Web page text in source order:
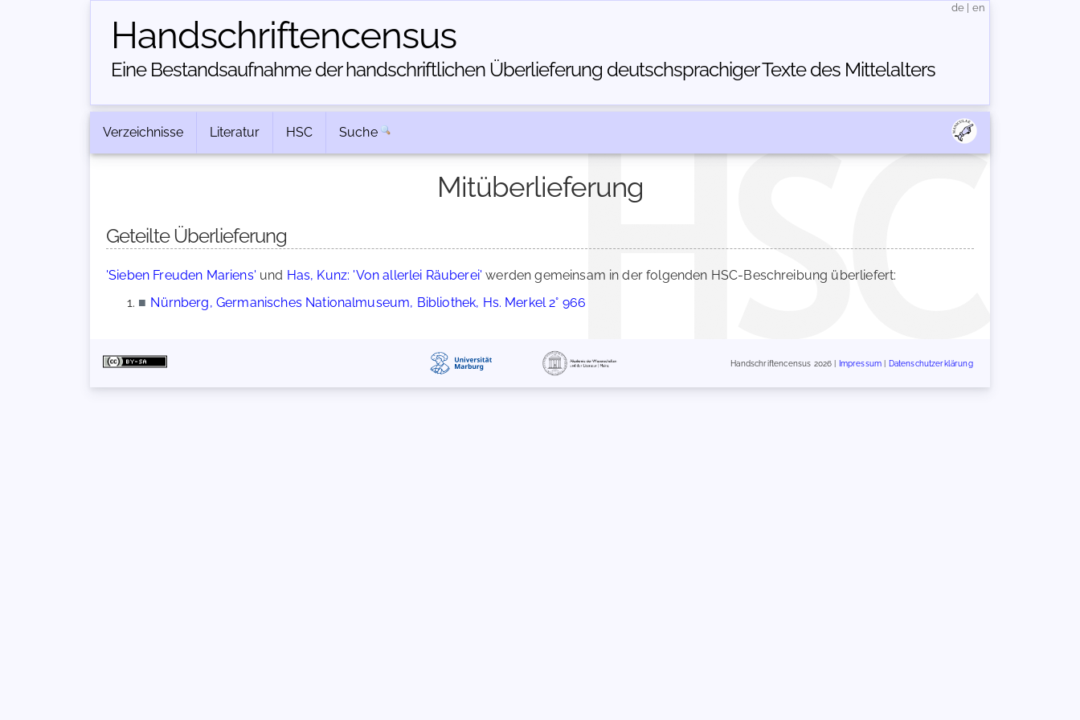
Handschriften­census
Eine Bestandsaufnahme der handschriftlichen Über­lieferung deutschsprachiger Texte des Mittelalters
de en
Verzeichnisse Literatur HSC Suche
Mitüberlieferung
Geteilte Überlieferung
'Sieben Freuden Mariens' und Has, Kunz: 'Von allerlei Räuberei' werden gemeinsam in der folgenden HSC-Beschreibung überliefert:
■ Nürnberg, Germanisches Nationalmuseum, Bibliothek, Hs. Merkel 2° 966
Handschriftencensus 2026 | Impressum Datenschutzerklärung